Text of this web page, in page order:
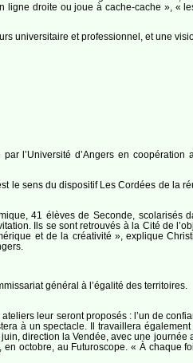
droite ou joue à cache-cache », «
universitaire et professionnel, et une
l’Université d’Angers en coopération
le sens du dispositif Les Cordées de la
41 élèves de Seconde, scolarisés
Ils se sont retrouvés à la Cité de
et de la créativité », explique
général à l’égalité des territoires.
leur seront proposés : l’un de
à un spectacle. Il travaillera
direction la Vendée, avec une
octobre, au Futuroscope. « À chaque